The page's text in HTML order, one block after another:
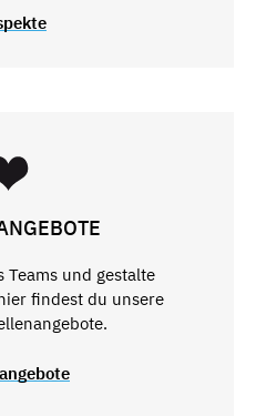
Teams und gestalte
findest du unsere